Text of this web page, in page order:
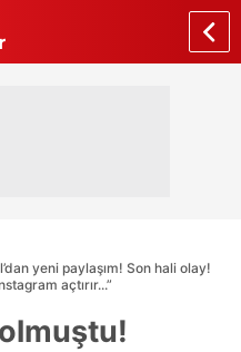
yeni paylaşım! Son hali olay!
açtırır...”